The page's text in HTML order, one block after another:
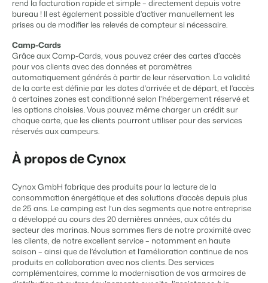
BEX Linguistique
Accueillez vos clients dans leur langue.
Marketing
Marketing en ligne
La puissante alliance entre stratégie de marque et marketing de
performance
Marketing Immobilier
Votre projet est vendu en un rien de temps
Booking Analytics
Solution reporting Premium
Faites notre connaissance lors de différents événements
Trust Center
La confiance chez Booking Experts
À propos de nous
Service client
Obtenez des réponses á vos questions.
Emplois / Carrièrres
Trouvez votre nouveau job de rêve !
Contact
Contactez nous.
À propos de nous
Découvrez les personnes derrière de Booking Experts
APPS
Contactez nos consultants
Contactez nous
Prendre un RDV Démo
rend la facturation rapide et simple – directement depuis votre
bureau ! Il est également possible d’activer manuellement les
prises ou de modifier les relevés de compteur si nécessaire.
Camp-Cards
Grâce aux Camp-Cards, vous pouvez créer des cartes d’accès
pour vos clients avec des données et paramètres
automatiquement générés à partir de leur réservation. La validité
de la carte est définie par les dates d’arrivée et de départ, et l’accès
à certaines zones est conditionné selon l’hébergement réservé et
les options choisies. Vous pouvez même charger un crédit sur
chaque carte, que les clients pourront utiliser pour des services
réservés aux campeurs.
À propos de Cynox
Cynox GmbH fabrique des produits pour la lecture de la
consommation énergétique et des solutions d’accès depuis plus
de 25 ans. Le camping est l’un des segments que notre entreprise
a développé au cours des 20 dernières années, aux côtés du
secteur des marinas. Nous sommes fiers de notre proximité avec
les clients, de notre excellent service – notamment en haute
saison – ainsi que de l’évolution et l’amélioration continue de nos
produits en collaboration avec nos clients. Des services
complémentaires, comme la modernisation de vos armoires de